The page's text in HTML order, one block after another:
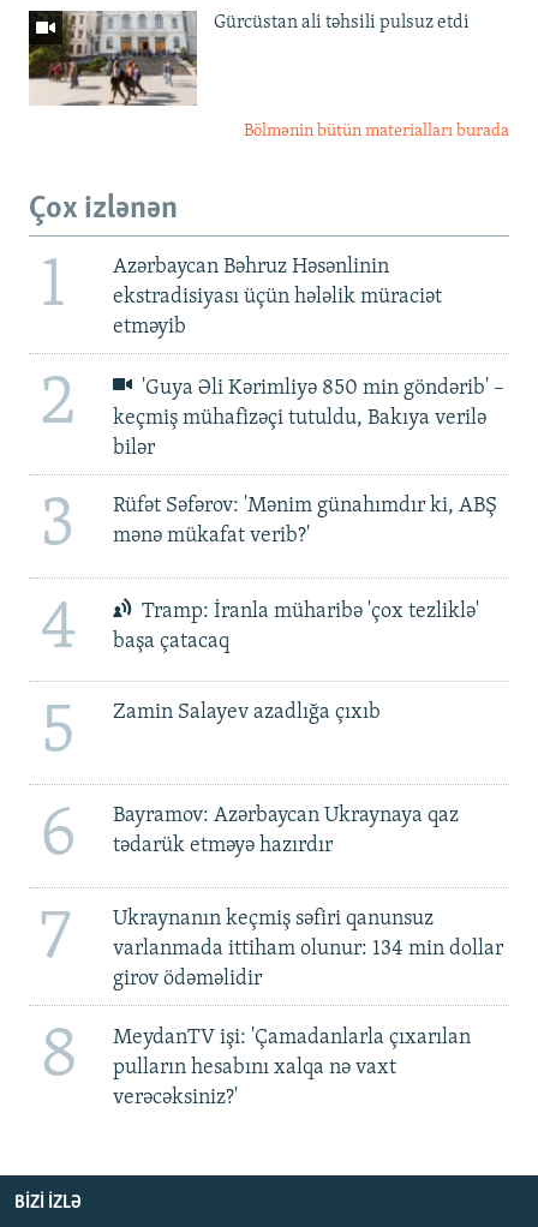
Gürcüstan ali təhsili pulsuz etdi
Bölmənin bütün materialları burada
Çox izlənən
1
Azərbaycan Bəhruz Həsənlinin
ekstradisiyası üçün hələlik müraciət
etməyib
2
'Guya Əli Kərimliyə 850 min göndərib' –
keçmiş mühafizəçi tutuldu, Bakıya verilə
bilər
3
Rüfət Səfərov: 'Mənim günahımdır ki, ABŞ
mənə mükafat verib?'
4
Tramp: İranla müharibə 'çox tezliklə'
başa çatacaq
5 Zamin Salayev azadlığa çıxıb
6
Bayramov: Azərbaycan Ukraynaya qaz
tədarük etməyə hazırdır
7
Ukraynanın keçmiş səfiri qanunsuz
varlanmada ittiham olunur: 134 min dollar
girov ödəməlidir
8
MeydanTV işi: 'Çamadanlarla çıxarılan
pulların hesabını xalqa nə vaxt
verəcəksiniz?'
BIZI IZLƏ